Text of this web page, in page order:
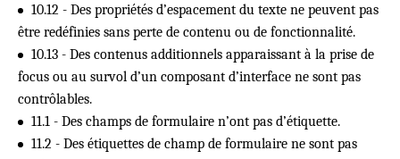
10.12 - Des propriétés d’espacement du texte ne peuvent pas
être redéfinies sans perte de contenu ou de fonctionnalité.
10.13 - Des contenus additionnels apparaissant à la prise de
focus ou au survol d’un composant d’interface ne sont pas
contrôlables.
11.1 - Des champs de formulaire n’ont pas d’étiquette.
11.2 - Des étiquettes de champ de formulaire ne sont pas